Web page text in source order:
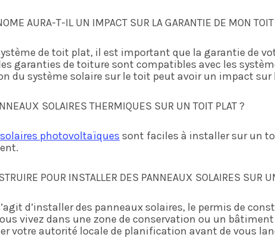
AURA-T-IL UN IMPACT SUR LA GARANTIE DE MON
de toit plat, il est important que la garantie de
garanties de toiture sont compatibles avec les
du système solaire sur le toit peut avoir un impact
SOLAIRES THERMIQUES SUR UN TOIT PLAT ?
photovoltaïques sont faciles à installer sur un
POUR INSTALLER DES PANNEAUX SOLAIRES SUR
d’installer des panneaux solaires, le permis de
vivez dans une zone de conservation ou un
votre autorité locale de planification avant de vous